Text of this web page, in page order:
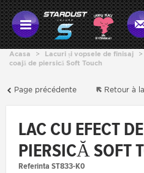
Acasa > Lacuri și vopsele de finisaj >
coajă de piersică Soft Touch
Page précédente Retour à
LAC CU EFECT
PIERSICĂ SOFT
Referinta ST833-K0